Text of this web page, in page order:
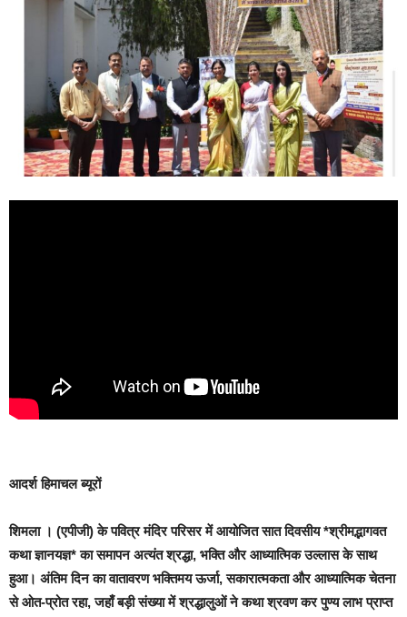
आदर्श हिमाचल ब्यूरों
शिमला । (एपीजी) के पवित्र मंदिर परिसर में आयोजित सात दिवसीय *श्रीमद्भागवत
कथा ज्ञानयज्ञ* का समापन अत्यंत श्रद्धा, भक्ति और आध्यात्मिक उल्लास के साथ
हुआ। अंतिम दिन का वातावरण भक्तिमय ऊर्जा, सकारात्मकता और आध्यात्मिक चेतना
से ओत-प्रोत रहा, जहाँ बड़ी संख्या में श्रद्धालुओं ने कथा श्रवण कर पुण्य लाभ प्राप्त